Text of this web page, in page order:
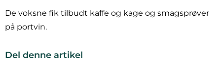
De voksne fik tilbudt kaffe og kage og smagsprøver
på portvin.
Del denne artikel